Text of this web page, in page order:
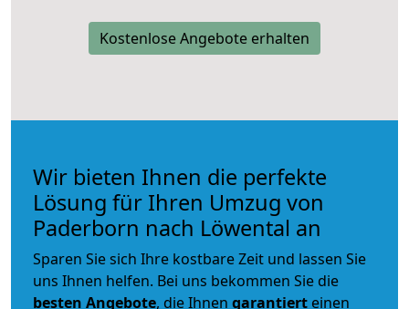
Kostenlose Angebote erhalten
Wir bieten Ihnen die perfekte
Lösung für Ihren Umzug von
Paderborn nach Löwental an
Sparen Sie sich Ihre kostbare Zeit und lassen Sie
uns Ihnen helfen. Bei uns bekommen Sie die
besten Angebote, die Ihnen garantiert einen